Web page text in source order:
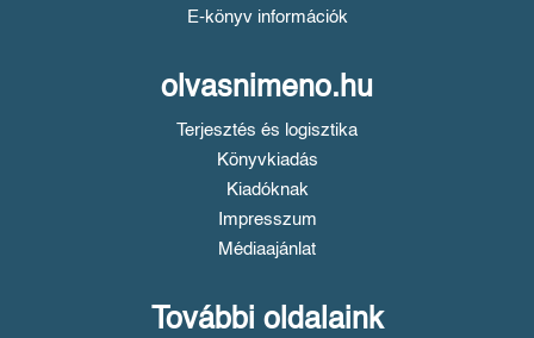
E-könyv információk
olvasnimeno.hu
Terjesztés és logisztika
Könyvkiadás
Kiadóknak
Impresszum
Médiaajánlat
További oldalaink